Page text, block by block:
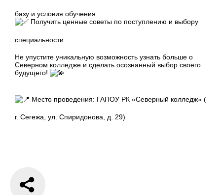
базу и условия обучения.
Получить ценные советы по поступлению и выбору
специальности.
Не упустите уникальную возможность узнать больше о
Северном колледже и сделать осознанный выбор своего
будущего!
Место проведения: ГАПОУ РК «Северный колледж» (
г. Сегежа, ул. Спиридонова, д. 29)